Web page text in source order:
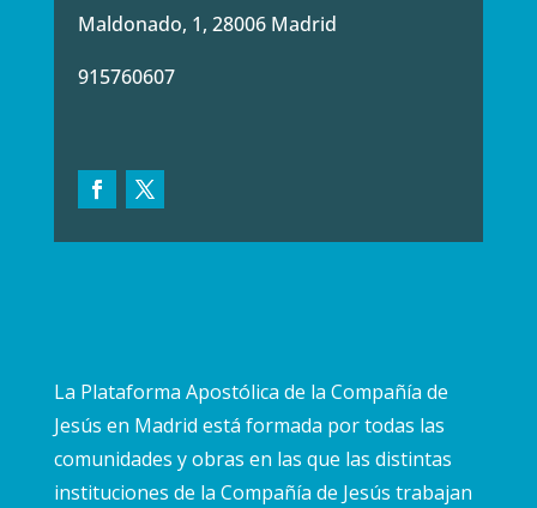
Maldonado, 1, 28006 Madrid
915760607
La Plataforma Apostólica de la Compañía de
Jesús en Madrid está formada por todas las
comunidades y obras en las que las distintas
instituciones de la Compañía de Jesús trabajan